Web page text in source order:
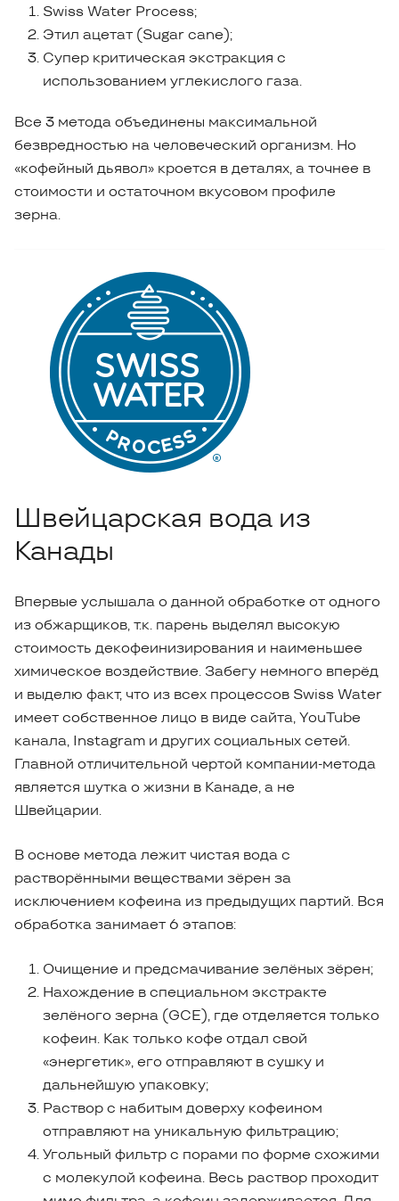
Swiss Water Process;
Этил ацетат (Sugar cane);
Супер критическая экстракция с
использованием углекислого газа.
Все 3 метода объединены максимальной
безвредностью на человеческий организм. Но
«кофейный дьявол» кроется в деталях, а точнее в
стоимости и остаточном вкусовом профиле
зерна.
Швейцарская вода из
Канады
Впервые услышала о данной обработке от одного
из обжарщиков, т.к. парень выделял высокую
стоимость декофеинизирования и наименьшее
химическое воздействие. Забегу немного вперёд
и выделю факт, что из всех процессов Swiss Water
имеет собственное лицо в виде сайта, YouTube
канала, Instagram и других социальных сетей.
Главной отличительной чертой компании-метода
является шутка о жизни в Канаде, а не
Швейцарии.
В основе метода лежит чистая вода с
растворёнными веществами зёрен за
исключением кофеина из предыдущих партий. Вся
обработка занимает 6 этапов:
Очищение и предсмачивание зелёных зёрен;
Нахождение в специальном экстракте
зелёного зерна (GCE), где отделяется только
кофеин. Как только кофе отдал свой
«энергетик», его отправляют в сушку и
дальнейшую упаковку;
Раствор с набитым доверху кофеином
отправляют на уникальную фильтрацию;
Угольный фильтр с порами по форме схожими
с молекулой кофеина. Весь раствор проходит